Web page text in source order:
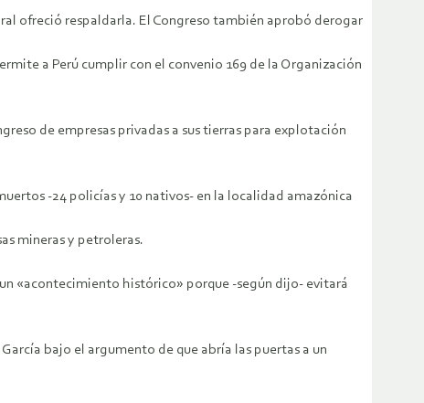
ofreció respaldarla. El Congreso también aprobó derogar
a Perú cumplir con el convenio 169 de la Organización
de empresas privadas a sus tierras para explotación
-24 policías y 10 nativos- en la localidad amazónica
mineras y petroleras.
«acontecimiento histórico» porque -según dijo- evitará
bajo el argumento de que abría las puertas a un